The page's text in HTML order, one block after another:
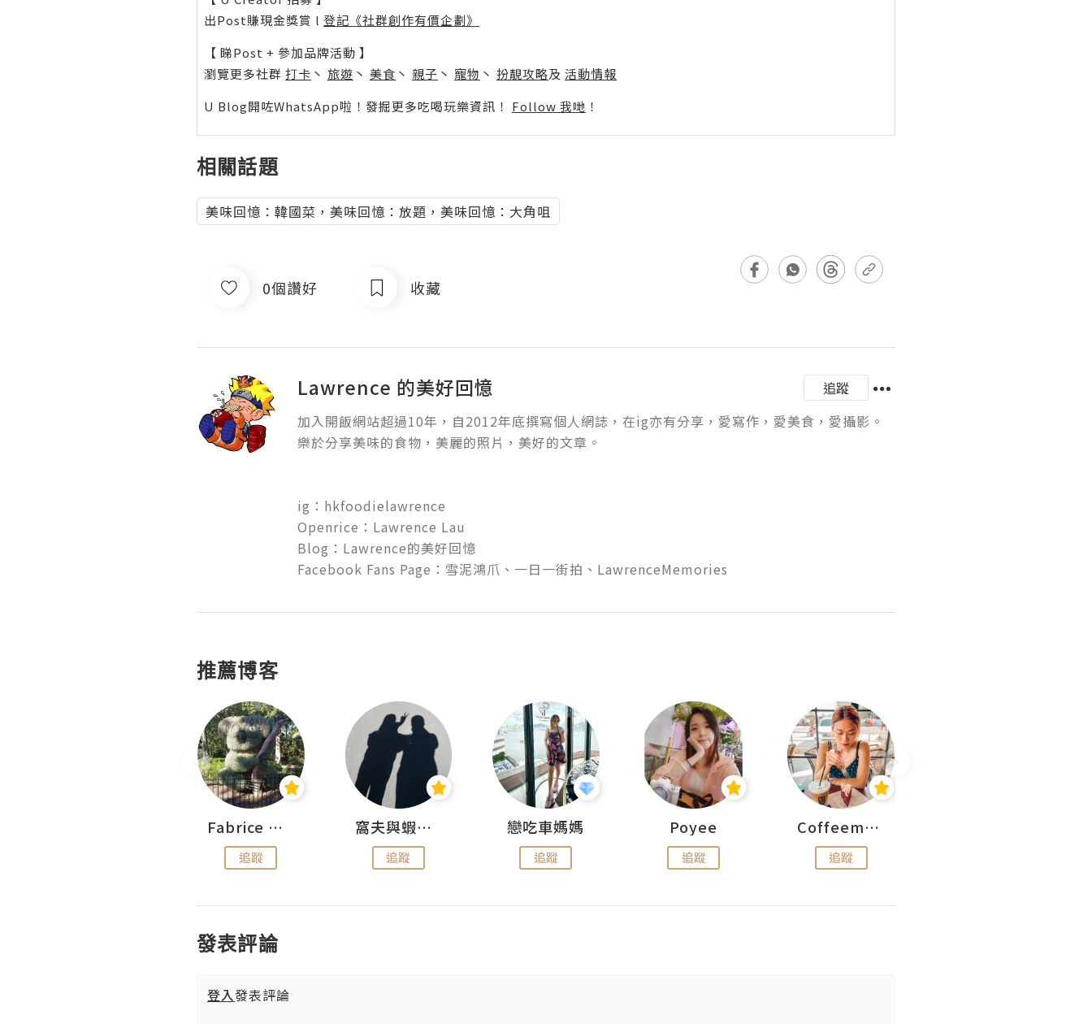
出Post賺現金獎賞 l 登記《社群創作有價企劃》
【 睇Post + 參加品牌活動 】
瀏覽更多社群 打卡 丶 旅遊 丶 美食 丶 親子 丶 寵物 丶 扮靚攻略及 活動情報
U Blog開咗WhatsApp啦！發掘更多吃喝玩樂資訊！ Follow 我哋 ！
相關話題
美味回憶：韓國菜，美味回憶：放題，美味回憶：大角咀
0個讚好 收藏
Lawrence 的美好回憶
追蹤
加入開飯網站超過10年，自2012年底撰寫個人網誌，在ig亦有分享，愛寫作，愛美食，愛攝影。
樂於分享美味的食物，美麗的照片，美好的文章。
ig：hkfoodielawrence
Openrice：Lawrence Lau
Blog：Lawrence的美好回憶
Facebook Fans Page：雪泥鴻爪、一日一街拍、LawrenceMemories
推薦博客
Fabrice 嚐味
追蹤
窩夫與蝦子餅
追蹤
戀吃車媽媽
追蹤
Poyee
追蹤
Coffeemeetjojo
追蹤
發表評論
登入發表評論